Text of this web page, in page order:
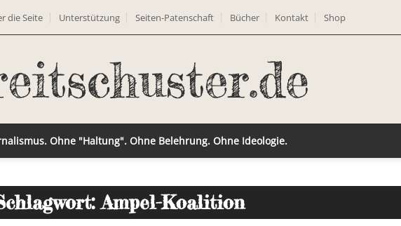
die Seite Unterstützung Seiten-Patenschaft Bücher Kontakt Shop
Ohne "Haltung". Ohne Belehrung. Ohne Ideologie.
Ampel-Koalition